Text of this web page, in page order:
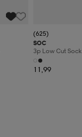
(625)
SOC
3p Low Cut Sock
11,99